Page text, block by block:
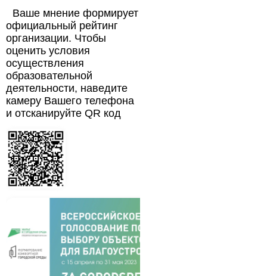
Ваше мнение формирует
официальный рейтинг
организации. Чтобы
оценить условия
осуществления
образовательной
деятельности, наведите
камеру Вашего телефона
и отсканируйте QR код